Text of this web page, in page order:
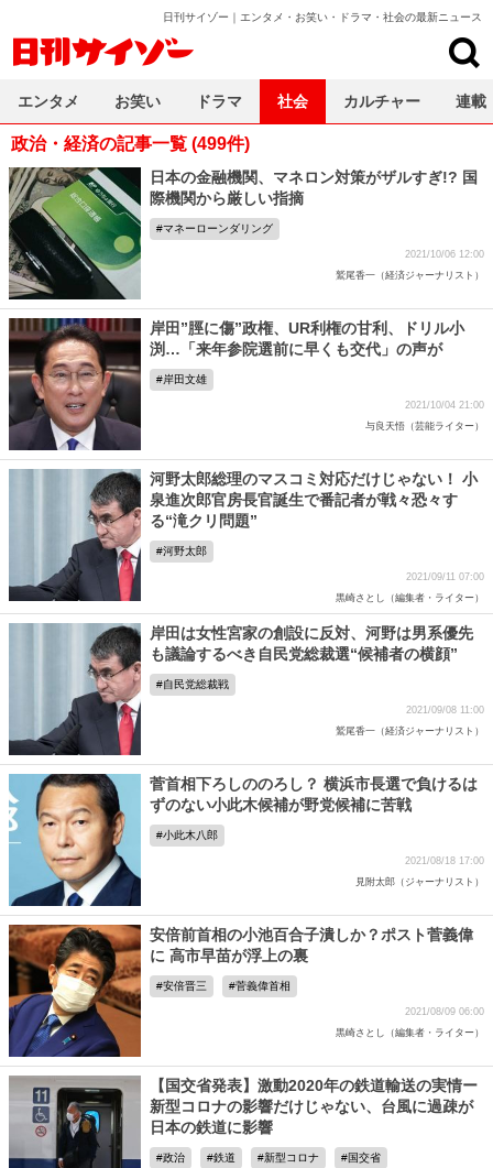
日刊サイゾー｜エンタメ・お笑い・ドラマ・社会の最新ニュース
政治・経済の記事一覧 (499件)
日本の金融機関、マネロン対策がザルすぎ!? 国
際機関から厳しい指摘
マネーローンダリング
2021/10/06 12:00
鷲尾香一（経済ジャーナリスト）
岸田”脛に傷”政権、UR利権の甘利、ドリル小
渕…「来年参院選前に早くも交代」の声が
岸田文雄
2021/10/04 21:00
与良天悟（芸能ライター）
河野太郎総理のマスコミ対応だけじゃない！ 小
泉進次郎官房長官誕生で番記者が戦々恐々す
る“滝クリ問題”
河野太郎
2021/09/11 07:00
黒崎さとし（編集者・ライター）
岸田は女性宮家の創設に反対、河野は男系優先
も議論するべき自民党総裁選“候補者の横顔”
自民党総裁戦
2021/09/08 11:00
鷲尾香一（経済ジャーナリスト）
菅首相下ろしののろし？ 横浜市長選で負けるは
ずのない小此木候補が野党候補に苦戦
小此木八郎
2021/08/18 17:00
見附太郎（ジャーナリスト）
安倍前首相の小池百合子潰しか？ポスト菅義偉
に 高市早苗が浮上の裏
安倍晋三 菅義偉首相
2021/08/09 06:00
黒崎さとし（編集者・ライター）
【国交省発表】激動2020年の鉄道輸送の実情ー
新型コロナの影響だけじゃない、台風に過疎が
日本の鉄道に影響
政治 鉄道 新型コロナ 国交省
エンタメ お笑い ドラマ 社会 カルチャー 連載